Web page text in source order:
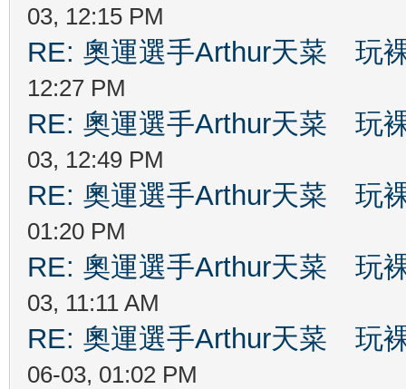
03, 12:15 PM
RE: 奧運選手Arthur天菜 玩
12:27 PM
RE: 奧運選手Arthur天菜 玩
03, 12:49 PM
RE: 奧運選手Arthur天菜 玩
01:20 PM
RE: 奧運選手Arthur天菜 玩
03, 11:11 AM
RE: 奧運選手Arthur天菜 玩
06-03, 01:02 PM